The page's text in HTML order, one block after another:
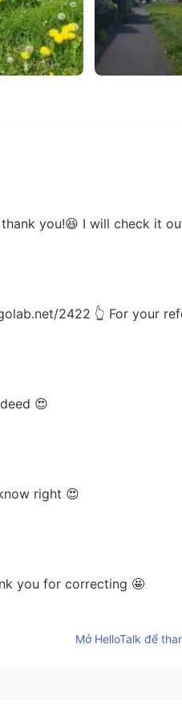
thank you!😆 I will check it
2422 👆 For your
😍
right 😍
you for correcting 🤩
Mở HelloTalk để